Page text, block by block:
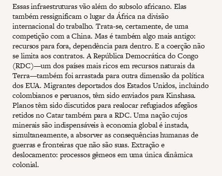
Essas infraestruturas vão além do subsolo africano. Elas
também ressignificam o lugar da África na divisão
internacional do trabalho. Trata-se, certamente, de uma
competição com a China. Mas é também algo mais antigo:
recursos para fora, dependência para dentro. E a coerção não
se limita aos contratos. A República Democrática do Congo
(RDC)—um dos países mais ricos em recursos naturais da
Terra—também foi arrastada para outra dimensão da política
dos EUA. Migrantes deportados dos Estados Unidos, incluindo
colombianos e peruanos, têm sido enviados para Kinshasa.
Planos têm sido discutidos para realocar refugiados afegãos
retidos no Catar também para a RDC. Uma nação cujos
minerais são indispensáveis ​​à economia global é instada,
simultaneamente, a absorver as consequências humanas de
guerras e fronteiras que não são suas. Extração e
deslocamento: processos gêmeos em uma única dinâmica
colonial.